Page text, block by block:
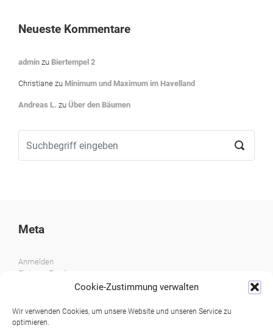
Cookie-Zustimmung verwalten
Wir verwenden Cookies, um unsere Website und unseren Service zu
optimieren.
Neueste Kommentare
admin zu Biertempel 2
Christiane zu Minimum und Maximum im Havelland
Andreas L. zu Über den Bäumen
Meta
Anmelden
Eintrags-Feed
Kommentar-Feed